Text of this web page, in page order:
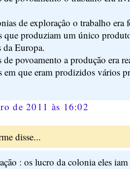
de exploraçâo o trabalho era
que produziam um único
da Europa.
povoamento a produção era
em que eram prodizidos vários
de 2011 às 16:02
disse...
: os lucro da colonia eles